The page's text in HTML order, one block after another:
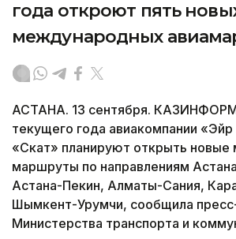
года откроют пять
международных
АСТАНА. 13 сентября.
текущего года авиакомпании «Эйр
«Скат» планируют открыть
маршруты по направлениям
Астана-Пекин, Алматы-Сания,
Шымкент-Урумчи, сообщила
Министерства транспорта и